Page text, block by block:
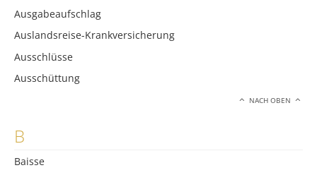
Ausgabeaufschlag
Auslandsreise-Krankversicherung
Ausschlüsse
Ausschüttung
NACH OBEN
B
Baisse